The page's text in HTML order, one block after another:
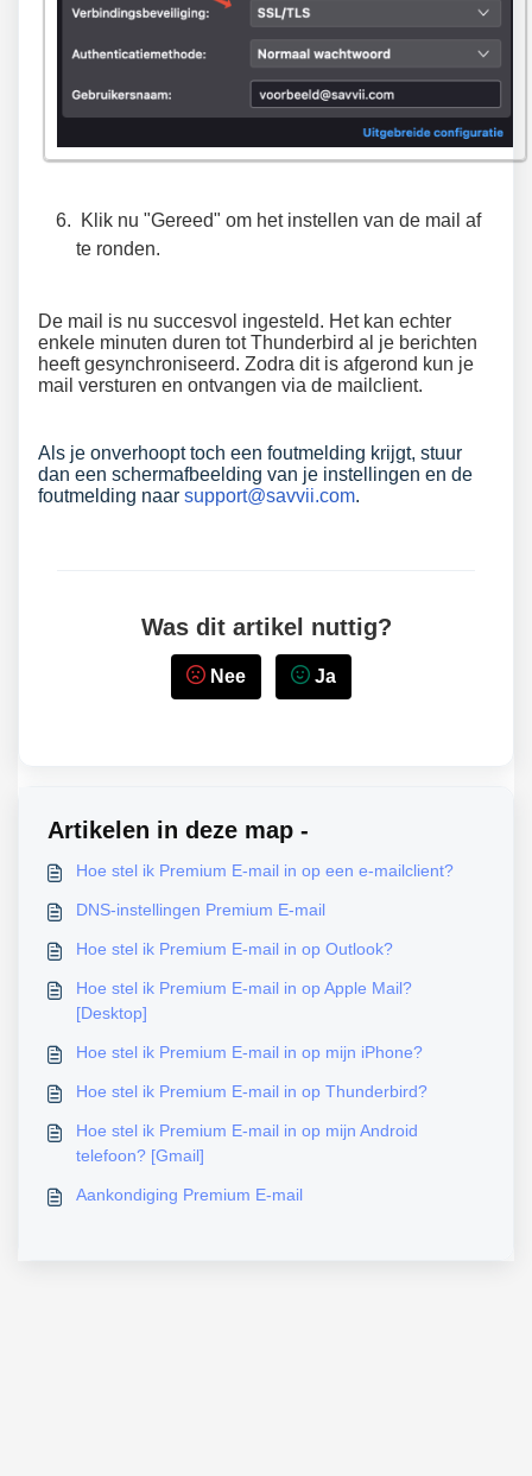
Klik nu "Gereed" om het instellen van de mail af
te ronden.
De mail is nu succesvol ingesteld. Het kan echter
enkele minuten duren tot Thunderbird al je berichten
heeft gesynchroniseerd. Zodra dit is afgerond kun je
mail versturen en ontvangen via de mailclient.
Als je onverhoopt toch een foutmelding krijgt, stuur
dan een schermafbeelding van je instellingen en de
foutmelding naar support@savvii.com.
Was dit artikel nuttig?
Nee Ja
Artikelen in deze map -
Hoe stel ik Premium E-mail in op een e-mailclient?
DNS-instellingen Premium E-mail
Hoe stel ik Premium E-mail in op Outlook?
Hoe stel ik Premium E-mail in op Apple Mail?
[Desktop]
Hoe stel ik Premium E-mail in op mijn iPhone?
Hoe stel ik Premium E-mail in op Thunderbird?
Hoe stel ik Premium E-mail in op mijn Android
telefoon? [Gmail]
Aankondiging Premium E-mail